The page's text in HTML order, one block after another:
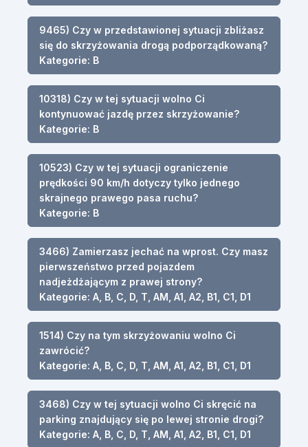
9465) Czy w przedstawionej sytuacji zbliżasz
się do skrzyżowania drogą podporządkowaną?
Kategorie: B
10318) Czy w tej sytuacji wolno Ci
kontynuować jazdę przez skrzyżowanie?
Kategorie: B
10523) Czy w tej sytuacji ograniczenie
prędkości 90 km/h dotyczy tylko jednego
skrajnego prawego pasa ruchu?
Kategorie: B
3466) Zamierzasz jechać na wprost. Czy masz
pierwszeństwo przed pojazdem
nadjeżdżającym z prawej strony?
Kategorie: A, B, C, D, T, AM, A1, A2, B1, C1, D1
1514) Czy na tym skrzyżowaniu wolno Ci
zawrócić?
Kategorie: A, B, C, D, T, AM, A1, A2, B1, C1, D1
3468) Czy w tej sytuacji wolno Ci skręcić na
parking znajdujący się po lewej stronie drogi?
Kategorie: A, B, C, D, T, AM, A1, A2, B1, C1, D1